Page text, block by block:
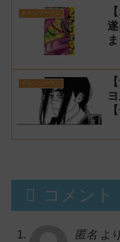
チェンソーマン
チェンソーマン
コメント
匿名 よ